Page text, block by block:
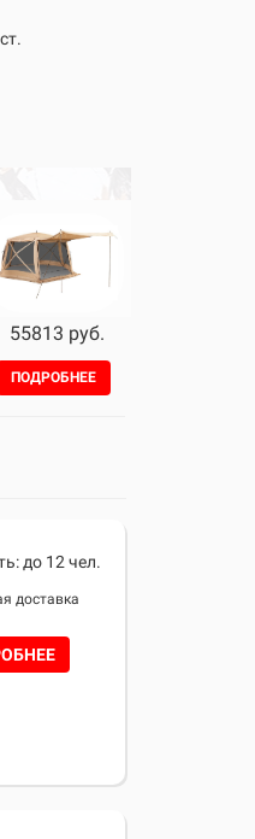
55813 руб.
ПОДРОБНЕЕ
до 12 чел.
доставка